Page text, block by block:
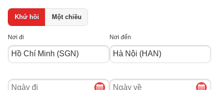
Khứ hồi Một chiều
Nơi đi Nơi đến
Ngày
Ngày